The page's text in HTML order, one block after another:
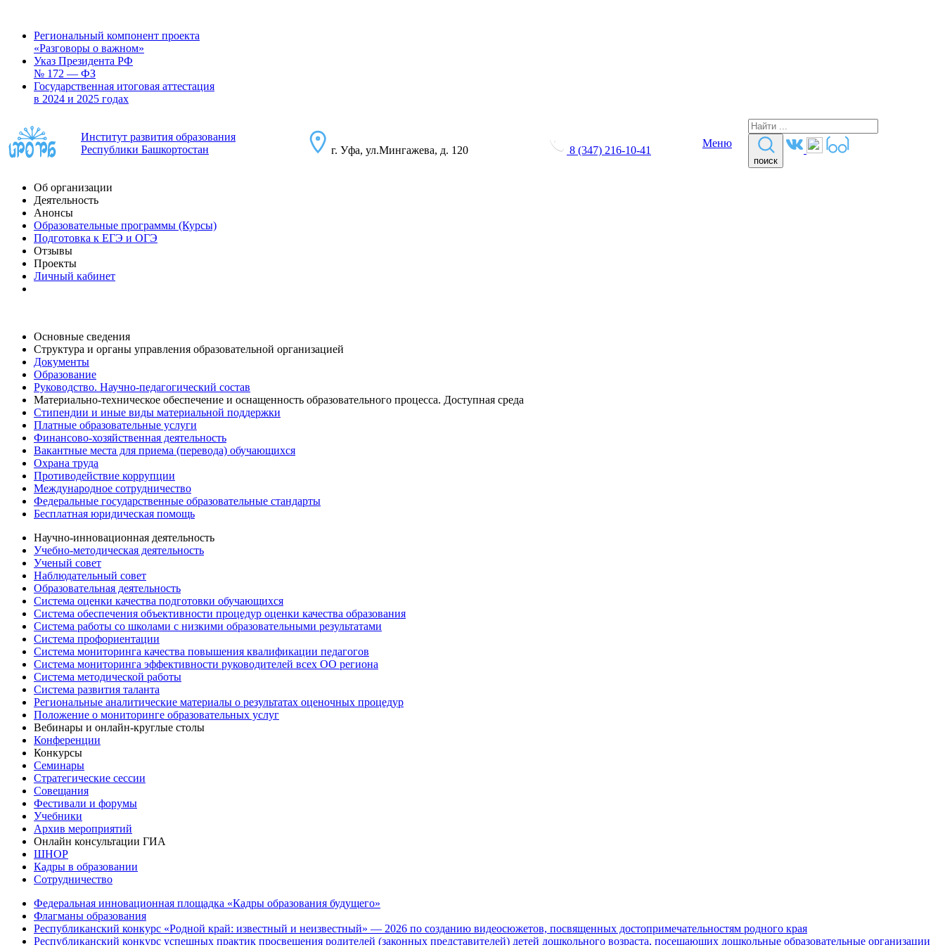
Региональный компонент проекта
«Разговоры о важном»
Указ Президента РФ
№ 172 — ФЗ
Государственная итоговая аттестация
в 2024 и 2025 годах
Институт развития образования
Республики Башкортостан
г. Уфа, ул.Мингажева, д. 120 8 (347) 216-10-41
Меню
поиск
Об организации
Деятельность
Анонсы
Образовательные программы (Курсы)
Подготовка к ЕГЭ и ОГЭ
Отзывы
Проекты
Личный кабинет
Основные сведения
Структура и органы управления образовательной организацией
Документы
Образование
Руководство. Научно-педагогический состав
Материально-техническое обеспечение и оснащенность образовательного процесса. Доступная среда
Стипендии и иные виды материальной поддержки
Платные образовательные услуги
Финансово-хозяйственная деятельность
Вакантные места для приема (перевода) обучающихся
Охрана труда
Противодействие коррупции
Международное сотрудничество
Федеральные государственные образовательные стандарты
Бесплатная юридическая помощь
Научно-инновационная деятельность
Учебно-методическая деятельность
Ученый совет
Наблюдательный совет
Образовательная деятельность
Система оценки качества подготовки обучающихся
Система обеспечения объективности процедур оценки качества образования
Система работы со школами с низкими образовательными результатами
Система профориентации
Система мониторинга качества повышения квалификации педагогов
Система мониторинга эффективности руководителей всех ОО региона
Система методической работы
Система развития таланта
Региональные аналитические материалы о результатах оценочных процедур
Положение о мониторинге образовательных услуг
Вебинары и онлайн-круглые столы
Конференции
Конкурсы
Семинары
Стратегические сессии
Совещания
Фестивали и форумы
Учебники
Архив мероприятий
Онлайн консультации ГИА
ШНОР
Кадры в образовании
Сотрудничество
Федеральная инновационная площадка «Кадры образования будущего»
Флагманы образования
Республиканский конкурс «Родной край: известный и неизвестный» — 2026 по созданию видеосюжетов, посвященных достопримечательностям родного края
Республиканский конкурс успешных практик просвещения родителей (законных представителей) детей дошкольного возраста, посещающих дошкольные образовательные организации